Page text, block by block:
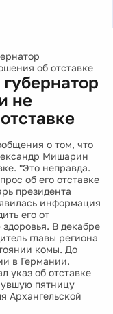
об отставке
не
о том, что
Мишарин
"Это неправда.
об его отставке
президента
информация
его от
В декабре
главы региона
комы. До
в Германии.
указ об отставке
пятницу
Архангельской